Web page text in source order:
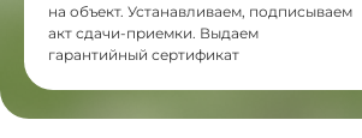
на объект. Устанавливаем, подписываем
акт сдачи-приемки. Выдаем
гарантийный сертификат